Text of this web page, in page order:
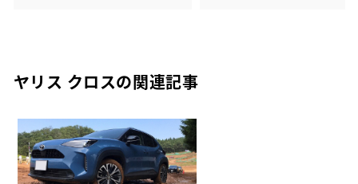
ヤリス クロスの関連記事